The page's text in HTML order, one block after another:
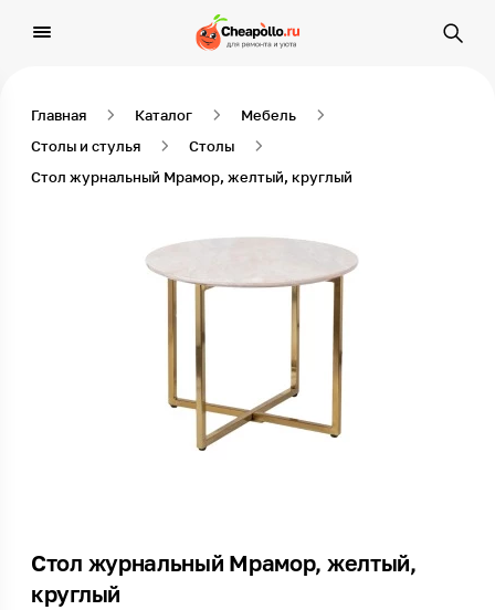
Главная Каталог
Мебель
Столы и стулья
Столы
Стол журнальный Мрамор, желтый, круглый
Стол журнальный Мрамор, желтый,
круглый